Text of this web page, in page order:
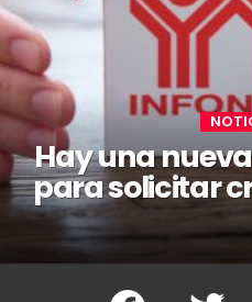
Hay una
para solicitar
Facebook Twitter